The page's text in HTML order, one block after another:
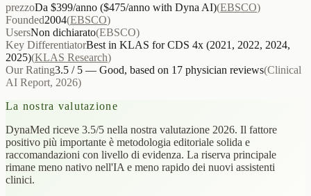
prezzoDa $399/anno ($475/anno with Dyna AI)(EBSCO)
Founded2004(EBSCO)
UsersNon dichiarato(EBSCO)
Key DifferentiatorBest in KLAS for CDS 4x (2021, 2022, 2024,
2025)(KLAS Research)
Our Rating3.5 / 5 — Good, based on 17 physician reviews(Clinical
AI Report, 2026)
La nostra valutazione
DynaMed riceve 3.5/5 nella nostra valutazione 2026. Il fattore
positivo più importante è metodologia editoriale solida e
raccomandazioni con livello di evidenza. La riserva principale
rimane meno nativo nell'IA e meno rapido dei nuovi assistenti
clinici.